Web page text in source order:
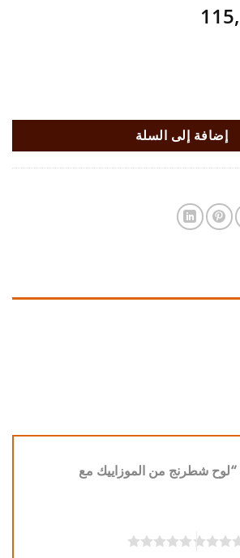
مع القطع
إضافة إلى السلة
شطرنج من الموزاييك مع